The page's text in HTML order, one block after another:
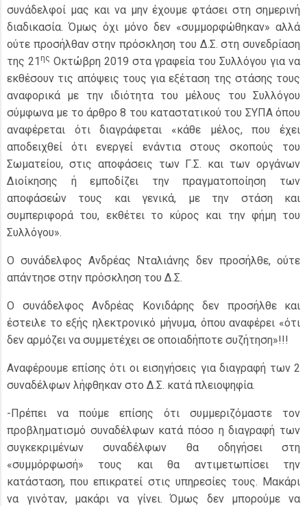
συνάδελφοί μας και να μην έχουμε φτάσει στη σημερινή
διαδικασία. Όμως όχι μόνο δεν «συμμορφώθηκαν» αλλά
ούτε προσήλθαν στην πρόσκληση του Δ.Σ. στη συνεδρίαση
της 21 ης Οκτώβρη 2019 στα γραφεία του Συλλόγου για να
εκθέσουν τις απόψεις τους για εξέταση της στάσης τους
αναφορικά με την ιδιότητα του μέλους του Συλλόγου
σύμφωνα με το άρθρο 8 του καταστατικού του ΣΥΠΑ όπου
αναφέρεται ότι διαγράφεται «κάθε μέλος, που έχει
αποδειχθεί ότι ενεργεί ενάντια στους σκοπούς του
Σωματείου, στις αποφάσεις των Γ.Σ. και των οργάνων
Διοίκησης ή εμποδίζει την πραγματοποίηση των
αποφάσεών τους και γενικά, με την στάση και
συμπεριφορά του, εκθέτει το κύρος και την φήμη του
Συλλόγου».
Ο συνάδελφος Ανδρέας Νταλιάνης δεν προσήλθε, ούτε
απάντησε στην πρόσκληση του Δ.Σ.
Ο συνάδελφος Ανδρέας Κονιδάρης δεν προσήλθε και
έστειλε το εξής ηλεκτρονικό μήνυμα, όπου αναφέρει «ότι
δεν αρμόζει να συμμετέχει σε οποιαδήποτε συζήτηση»!!!
Αναφέρουμε επίσης ότι οι εισηγήσεις για διαγραφή των 2
συναδέλφων λήφθηκαν στο Δ.Σ. κατά πλειοψηφία.
-Πρέπει να πούμε επίσης ότι συμμεριζόμαστε τον
προβληματισμό συναδέλφων κατά πόσο η διαγραφή των
συγκεκριμένων συναδέλφων θα οδηγήσει στη
«συμμόρφωσή» τους και θα αντιμετωπίσει την
κατάσταση, που επικρατεί στις υπηρεσίες τους. Μακάρι
να γινόταν, μακάρι να γίνει. Όμως δεν μπορούμε να